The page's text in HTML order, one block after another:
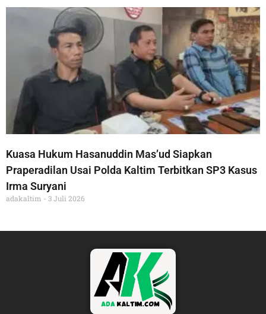
Kuasa Hukum Hasanuddin Mas’ud Siapkan
Praperadilan Usai Polda Kaltim Terbitkan SP3 Kasus
Irma Suryani
adakaltim 3 Juli 2026